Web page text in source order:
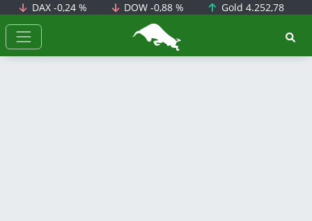
DAX -0,24 % DOW-0,88 % Gold 4.252,78
BörsenNEWS.de